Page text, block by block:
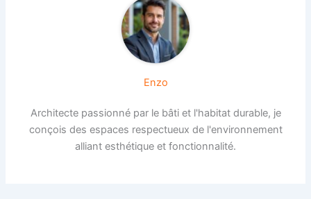
Enzo
Architecte passionné par le bâti et l'habitat durable, je
conçois des espaces respectueux de l'environnement
alliant esthétique et fonctionnalité.